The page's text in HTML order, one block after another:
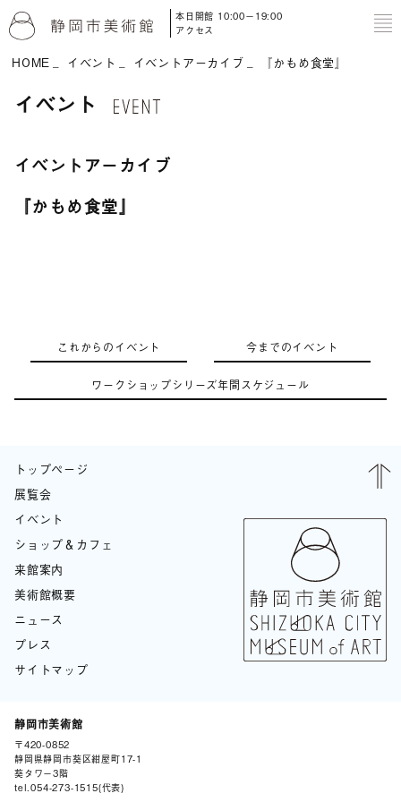
本日開館 10:00－19:00
アクセス
HOME イベント イベントアーカイブ 『かもめ食堂』
イベント
イベントアーカイブ
『かもめ食堂』
これからのイベント 今までのイベント
ワークショップシリーズ年間スケジュール
トップページ
展覧会
イベント
ショップ＆カフェ
来館案内
美術館概要
ニュース
プレス
サイトマップ
静岡市美術館
〒420-0852
静岡県静岡市葵区紺屋町17-1
葵タワー3階
tel.054-273-1515(代表)